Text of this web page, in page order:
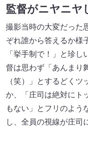
監督がニヤニ
撮影当時の大変だった
ぞれ誰から答えるか様
「挙手制で！」と珍
督は思わず「あんまり
（笑）」とするどく
か、「庄司は絶対にト
もない」とフリのよう
し、全員の視線が庄